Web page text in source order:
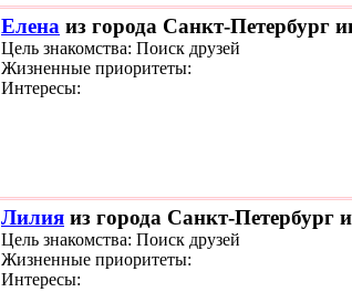
Елена из города Санкт-Петербург
Цель знакомства: Поиск друзей
Жизненные приоритеты:
Интересы:
Лилия из города Санкт-Петербург
Цель знакомства: Поиск друзей
Жизненные приоритеты:
Интересы: